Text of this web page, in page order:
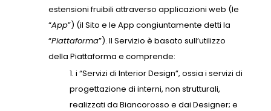
estensioni fruibili attraverso applicazioni web (le
“App”) (il Sito e le App congiuntamente detti la
“Piattaforma”). Il Servizio è basato sull’utilizzo
della Piattaforma e comprende:
i “Servizi di Interior Design”, ossia i servizi di
progettazione di interni, non strutturali,
realizzati da Biancorosso e dai Designer; e